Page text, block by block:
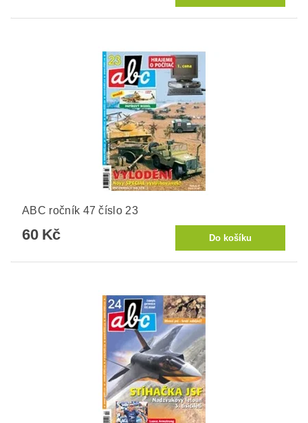
ABC ročník 47 číslo 23
60 Kč